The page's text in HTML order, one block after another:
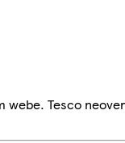
webe. Tesco